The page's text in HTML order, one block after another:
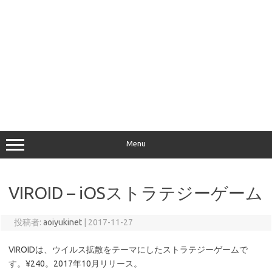
Menu
VIROID – iOSストラテジーゲーム
投稿者: aoiyukinet 2017-11-27
VIROIDは、ウイルス拡散をテーマにしたストラテジーゲームで
す。¥240。2017年10月リリース。